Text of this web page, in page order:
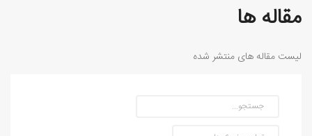
مقاله ها
لیست مقاله های منتشر شده